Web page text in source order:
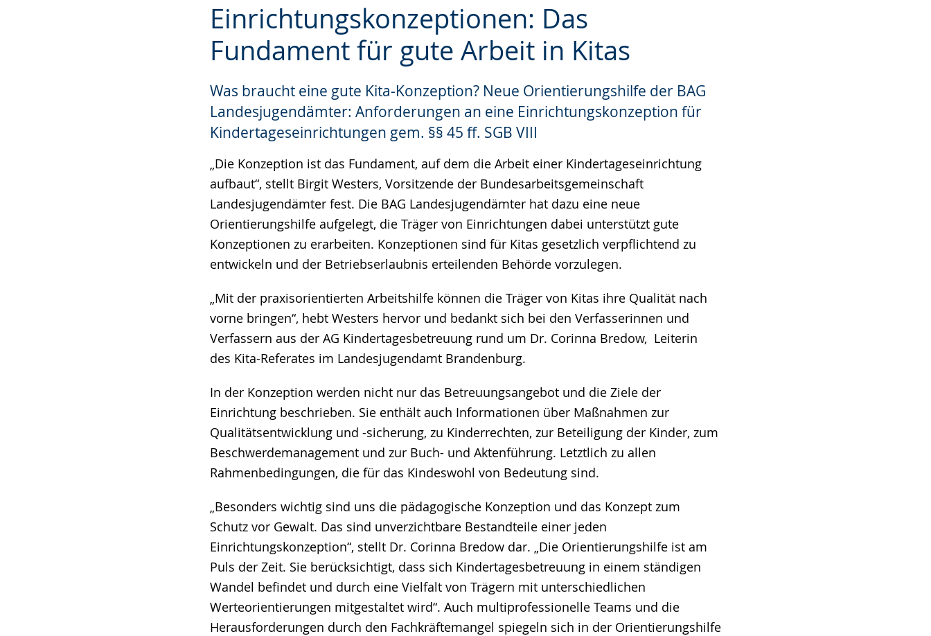
Einrichtungskonzeptionen: Das
Fundament für gute Arbeit in Kitas
Was braucht eine gute Kita-Konzeption? Neue Orientierungshilfe der BAG
Landesjugendämter: Anforderungen an eine Einrichtungskonzeption für
Kindertageseinrichtungen gem. §§ 45 ff. SGB VIII
„Die Konzeption ist das Fundament, auf dem die Arbeit einer Kindertageseinrichtung
aufbaut“, stellt Birgit Westers, Vorsitzende der Bundesarbeitsgemeinschaft
Landesjugendämter fest. Die BAG Landesjugendämter hat dazu eine neue
Orientierungshilfe aufgelegt, die Träger von Einrichtungen dabei unterstützt gute
Konzeptionen zu erarbeiten. Konzeptionen sind für Kitas gesetzlich verpflichtend zu
entwickeln und der Betriebserlaubnis erteilenden Behörde vorzulegen.
„Mit der praxisorientierten Arbeitshilfe können die Träger von Kitas ihre Qualität nach
vorne bringen“, hebt Westers hervor und bedankt sich bei den Verfasserinnen und
Verfassern aus der AG Kindertagesbetreuung rund um Dr. Corinna Bredow, Leiterin
des Kita-Referates im Landesjugendamt Brandenburg.
In der Konzeption werden nicht nur das Betreuungsangebot und die Ziele der
Einrichtung beschrieben. Sie enthält auch Informationen über Maßnahmen zur
Qualitätsentwicklung und -sicherung, zu Kinderrechten, zur Beteiligung der Kinder, zum
Beschwerdemanagement und zur Buch- und Aktenführung. Letztlich zu allen
Rahmenbedingungen, die für das Kindeswohl von Bedeutung sind.
„Besonders wichtig sind uns die pädagogische Konzeption und das Konzept zum
Schutz vor Gewalt. Das sind unverzichtbare Bestandteile einer jeden
Einrichtungskonzeption“, stellt Dr. Corinna Bredow dar. „Die Orientierungshilfe ist am
Puls der Zeit. Sie berücksichtigt, dass sich Kindertagesbetreuung in einem ständigen
Wandel befindet und durch eine Vielfalt von Trägern mit unterschiedlichen
Werteorientierungen mitgestaltet wird“. Auch multiprofessionelle Teams und die
Herausforderungen durch den Fachkräftemangel spiegeln sich in der Orientierungshilfe
Leichten
Sprache
wechseln.
Audio-
Unterstützung.
Video
in
Deutscher
wird
angezeigt.